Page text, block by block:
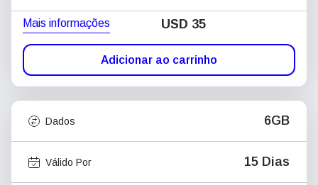
Mais informações USD 35
Adicionar ao carrinho
Dados 6GB
Válido Por 15 Dias